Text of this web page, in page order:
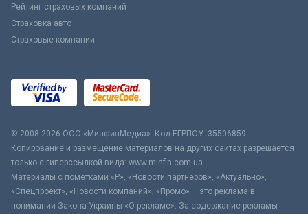
Рейтинг страховых компаний
Страховка авто
Страховые компании
© 2008-2026 ООО «МинфинМедиа». Код ЕГРПОУ: 35506859
Копирование и размещение материалов на других сайтах разрешается
только с гиперссылкой вида: www.minfin.com.ua
Материалы с пометками «Р», «Новости партнёров», «Актуально»,
«Спецпроект», «Новости компаний», «Промо» – это реклама в
понимании Закона Украины «О рекламе». За содержание рекламы